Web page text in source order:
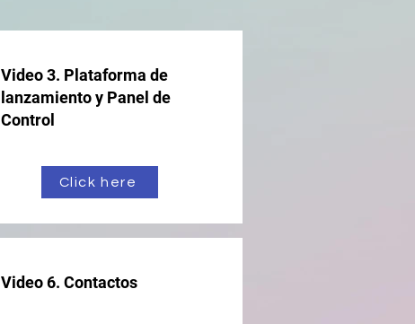
Video 3. Plataforma de
lanzamiento y Panel de
Control
Click here
Video 6. Contactos